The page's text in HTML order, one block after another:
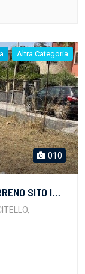
Altra Categoria
010
DIRITTO DI PIENA PROPRIETA' DEL TERRENO SITO IN CARLENTINI C.DA PISCITELLO - BALATE DI ZACCO FOGLIO 16 P.lla =2331 Qualità=Agrumento classe 4-Superficie 613 mq-Reddito dominicale 3,17 Euro-Reddito agrario8,86 Euro-Superficie 613 mq.P.lla =2334 Qualità=Area fabbricato demolito-Superficie 56 mq